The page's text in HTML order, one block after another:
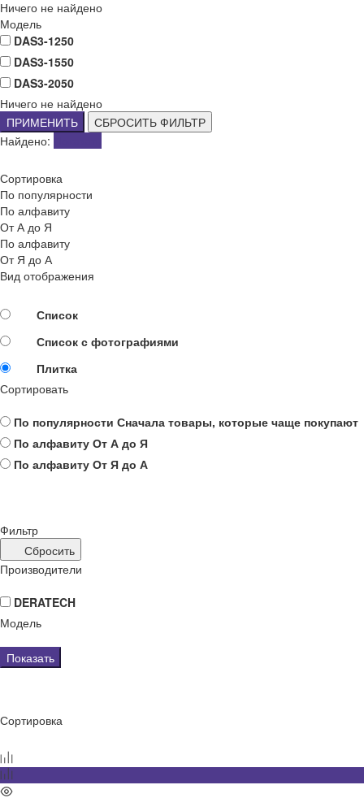
Ничего не найдено
Модель
DAS3-1250
DAS3-1550
DAS3-2050
Ничего не найдено
ПРИМЕНИТЬ
СБРОСИТЬ ФИЛЬТР
Найдено:
Сортировка
По популярности
По алфавиту
От А до Я
По алфавиту
От Я до А
Вид отображения
Список
Список с фотографиями
Плитка
Сортировать
По популярности Сначала товары, которые чаще покупают
По алфавиту От А до Я
По алфавиту От Я до А
Фильтр
Сбросить
Производители
DERATECH
Модель
Показать
Сортировка